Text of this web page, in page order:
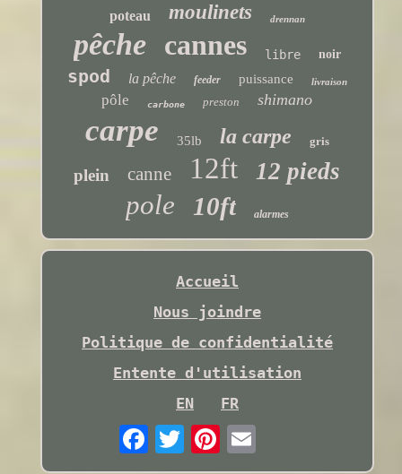
poteau moulinets drennan
pêche cannes libre noir
spod la pêche feeder puissance livraison
pôle carbone preston shimano
carpe 35lb la carpe gris
plein canne 12ft 12 pieds
pole 10ft alarmes
Accueil
Nous joindre
Politique de confidentialité
Entente d'utilisation
EN
FR